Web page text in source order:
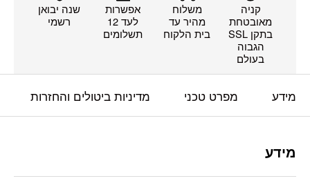
קניה
מאובטחת
בתקן SSL
הגבוה
בעולם
משלוח
מהיר עד
בית הלקוח
אפשרות
לעד 12
תשלומים
שנה יבואן
רשמי
מידע מפרט טכני מדיניות ביטולים והחזרות
מידע